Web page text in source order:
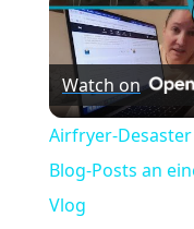
Watch on
Airfryer-
Blog-Posts an
Vlog